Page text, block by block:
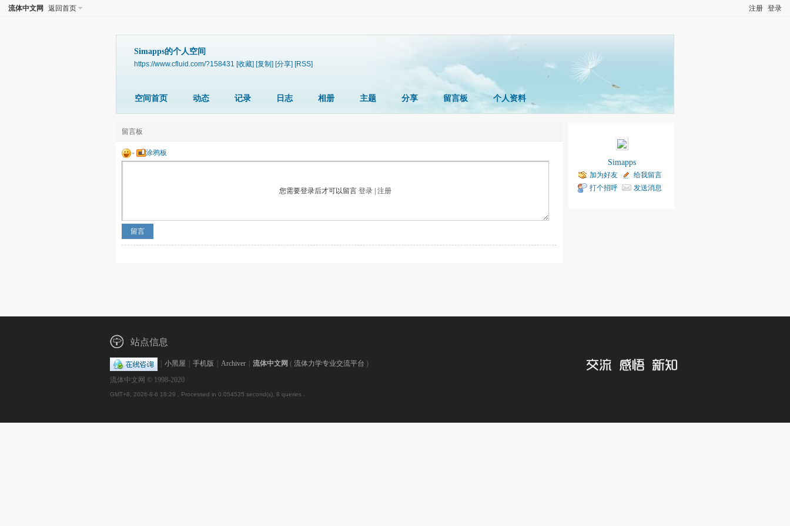
注册 登录
流体中文网 返回首页
Simapps的个人空间
https://www.cfluid.com/?158431 [收藏] [复制] [分享] [RSS]
空间首页 动态 记录 日志 相册 主题 分享 留言板 个人资料
留言板
涂鸦板
您需要登录后才可以留言登录 |注册
留言
Simapps
加为好友
给我留言
打个招呼
发送消息
站点信息
小黑屋 手机版 Archiver 流体中文网 ( 流体力学专业交流平台 )
流体中文网 © 1998-2020
GMT+8, 2026-8-6 18:29 , Processed in 0.054535 second(s), 8 queries .